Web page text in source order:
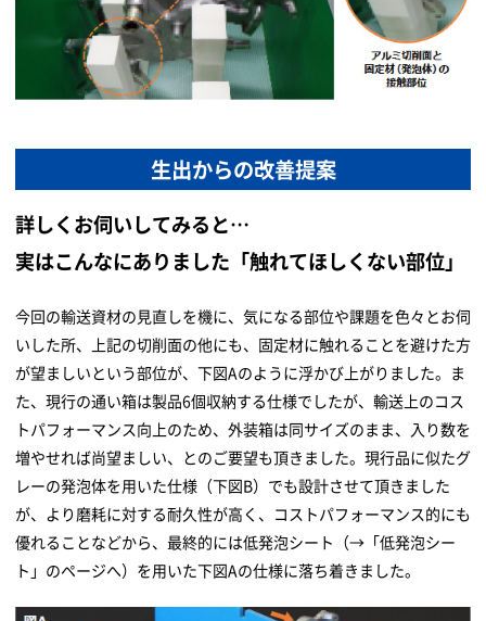
生出からの改善提案
詳しくお伺いしてみると…
実はこんなにありました「触れてほしくない部位」
今回の輸送資材の見直しを機に、気になる部位や課題を色々とお伺
いした所、上記の切削面の他にも、固定材に触れることを避けた方
が望ましいという部位が、下図Aのように浮かび上がりました。ま
た、現行の通い箱は製品6個収納する仕様でしたが、輸送上のコス
トパフォーマンス向上のため、外装箱は同サイズのまま、入り数を
増やせれば尚望ましい、とのご要望も頂きました。現行品に似たグ
レーの発泡体を用いた仕様（下図B）でも設計させて頂きました
が、より磨耗に対する耐久性が高く、コストパフォーマンス的にも
優れることなどから、最終的には低発泡シート（→「低発泡シー
ト」のページへ）を用いた下図Aの仕様に落ち着きました。